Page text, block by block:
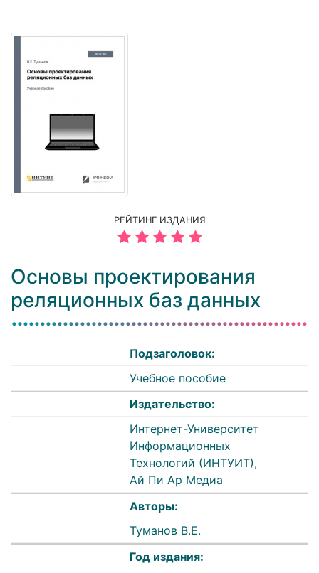
РЕЙТИНГ ИЗДАНИЯ
Основы проектирования
реляционных баз данных
Подзаголовок:
Учебное пособие
Издательство:
Интернет-Университет
Информационных
Технологий (ИНТУИТ),
Ай Пи Ар Медиа
Авторы:
Туманов В.Е.
Год издания: